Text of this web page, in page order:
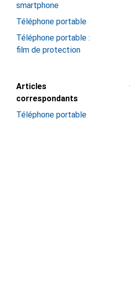
smartphone
Téléphone portable
Téléphone portable :
film de protection
Articles
correspondants
Téléphone portable